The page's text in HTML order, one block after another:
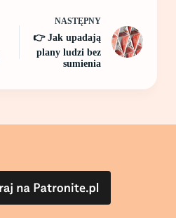
NASTĘPNY
👉 Jak upadają
plany ludzi bez
sumienia